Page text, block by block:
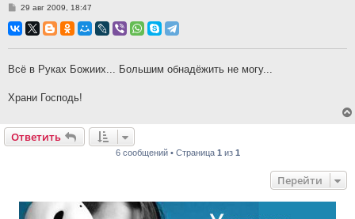
Сообщение
29 авг 2009, 18:47
Всё в Руках Божиих... Большим обнадёжить не могу...
Храни Господь!
Ответить
6 сообщений • Страница 1 из 1
Перейти